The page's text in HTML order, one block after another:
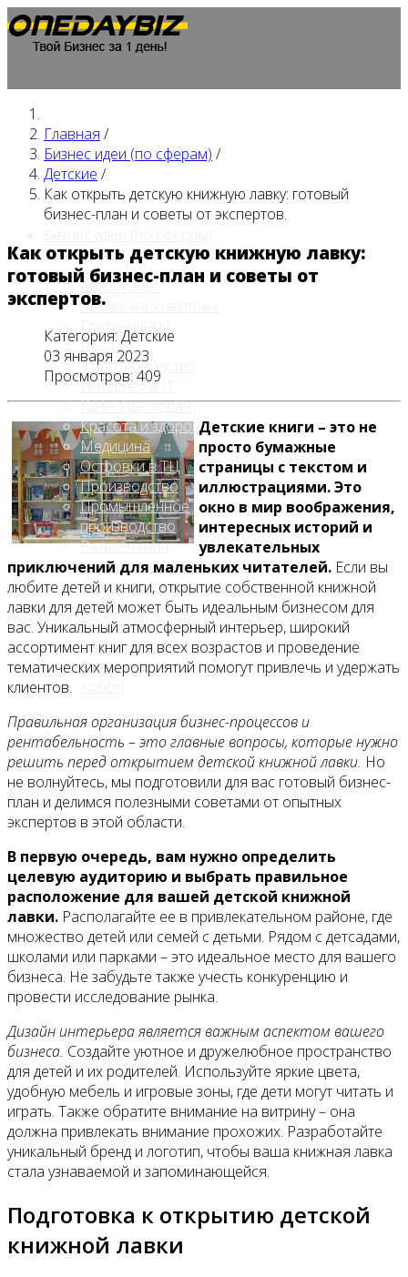
Главная
Автобизнес
Бизнес на животных
Гостиничный
Детские
Животноводство
Интернет и IT
Кафе / ресторан
Красота и здоровье
Медицина
Островки в ТЦ
Производство
Промышленное
производство
Развлечения
Сельское хозяйство
Строительство, ремонт
Сфера услуг
Торговля и магазины
Туризм и отдых
Финансы
Блог
Контакты
Главная /
Бизнес идеи (по сферам) /
Детские /
Как открыть детскую книжную лавку: готовый
бизнес-план и советы от экспертов.
Как открыть детскую книжную лавку:
готовый бизнес-план и советы от
экспертов.
Категория: Детские
03 января 2023
Просмотров: 409
Детские книги – это не
просто бумажные
страницы с текстом и
иллюстрациями. Это
окно в мир воображения,
интересных историй и
увлекательных
приключений для маленьких читателей. Если вы
любите детей и книги, открытие собственной книжной
лавки для детей может быть идеальным бизнесом для
вас. Уникальный атмосферный интерьер, широкий
ассортимент книг для всех возрастов и проведение
тематических мероприятий помогут привлечь и удержать
клиентов.
Правильная организация бизнес-процессов и
рентабельность – это главные вопросы, которые нужно
решить перед открытием детской книжной лавки. Но
не волнуйтесь, мы подготовили для вас готовый бизнес-
план и делимся полезными советами от опытных
экспертов в этой области.
В первую очередь, вам нужно определить
целевую аудиторию и выбрать правильное
расположение для вашей детской книжной
лавки. Располагайте ее в привлекательном районе, где
множество детей или семей с детьми. Рядом с детсадами,
школами или парками – это идеальное место для вашего
бизнеса. Не забудьте также учесть конкуренцию и
провести исследование рынка.
Дизайн интерьера является важным аспектом вашего
бизнеса. Создайте уютное и дружелюбное пространство
для детей и их родителей. Используйте яркие цвета,
удобную мебель и игровые зоны, где дети могут читать и
играть. Также обратите внимание на витрину – она
должна привлекать внимание прохожих. Разработайте
уникальный бренд и логотип, чтобы ваша книжная лавка
стала узнаваемой и запоминающейся.
Подготовка к открытию детской
книжной лавки